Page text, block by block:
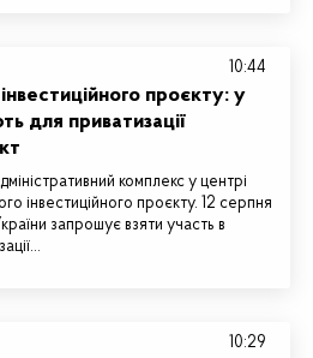
проєкту: у
для приватизації
комплекс у центрі
інвестиційного проєкту. 12 серпня
запрошує взяти участь в
10:44
10:29